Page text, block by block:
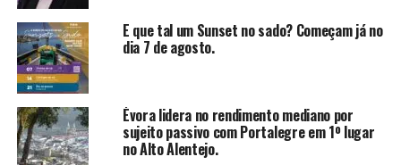
E que tal um Sunset no sado? Começam já no
dia 7 de agosto.
Évora lidera no rendimento mediano por
sujeito passivo com Portalegre em 1º lugar
no Alto Alentejo.